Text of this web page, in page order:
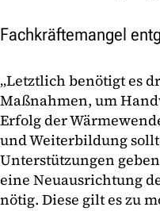
Fachkräftemangel
„Letztlich benötigt es
Maßnahmen, um
Erfolg der
und Weiterbildung
Unterstützungen
eine Neuausrichtung
nötig. Diese gilt es zu